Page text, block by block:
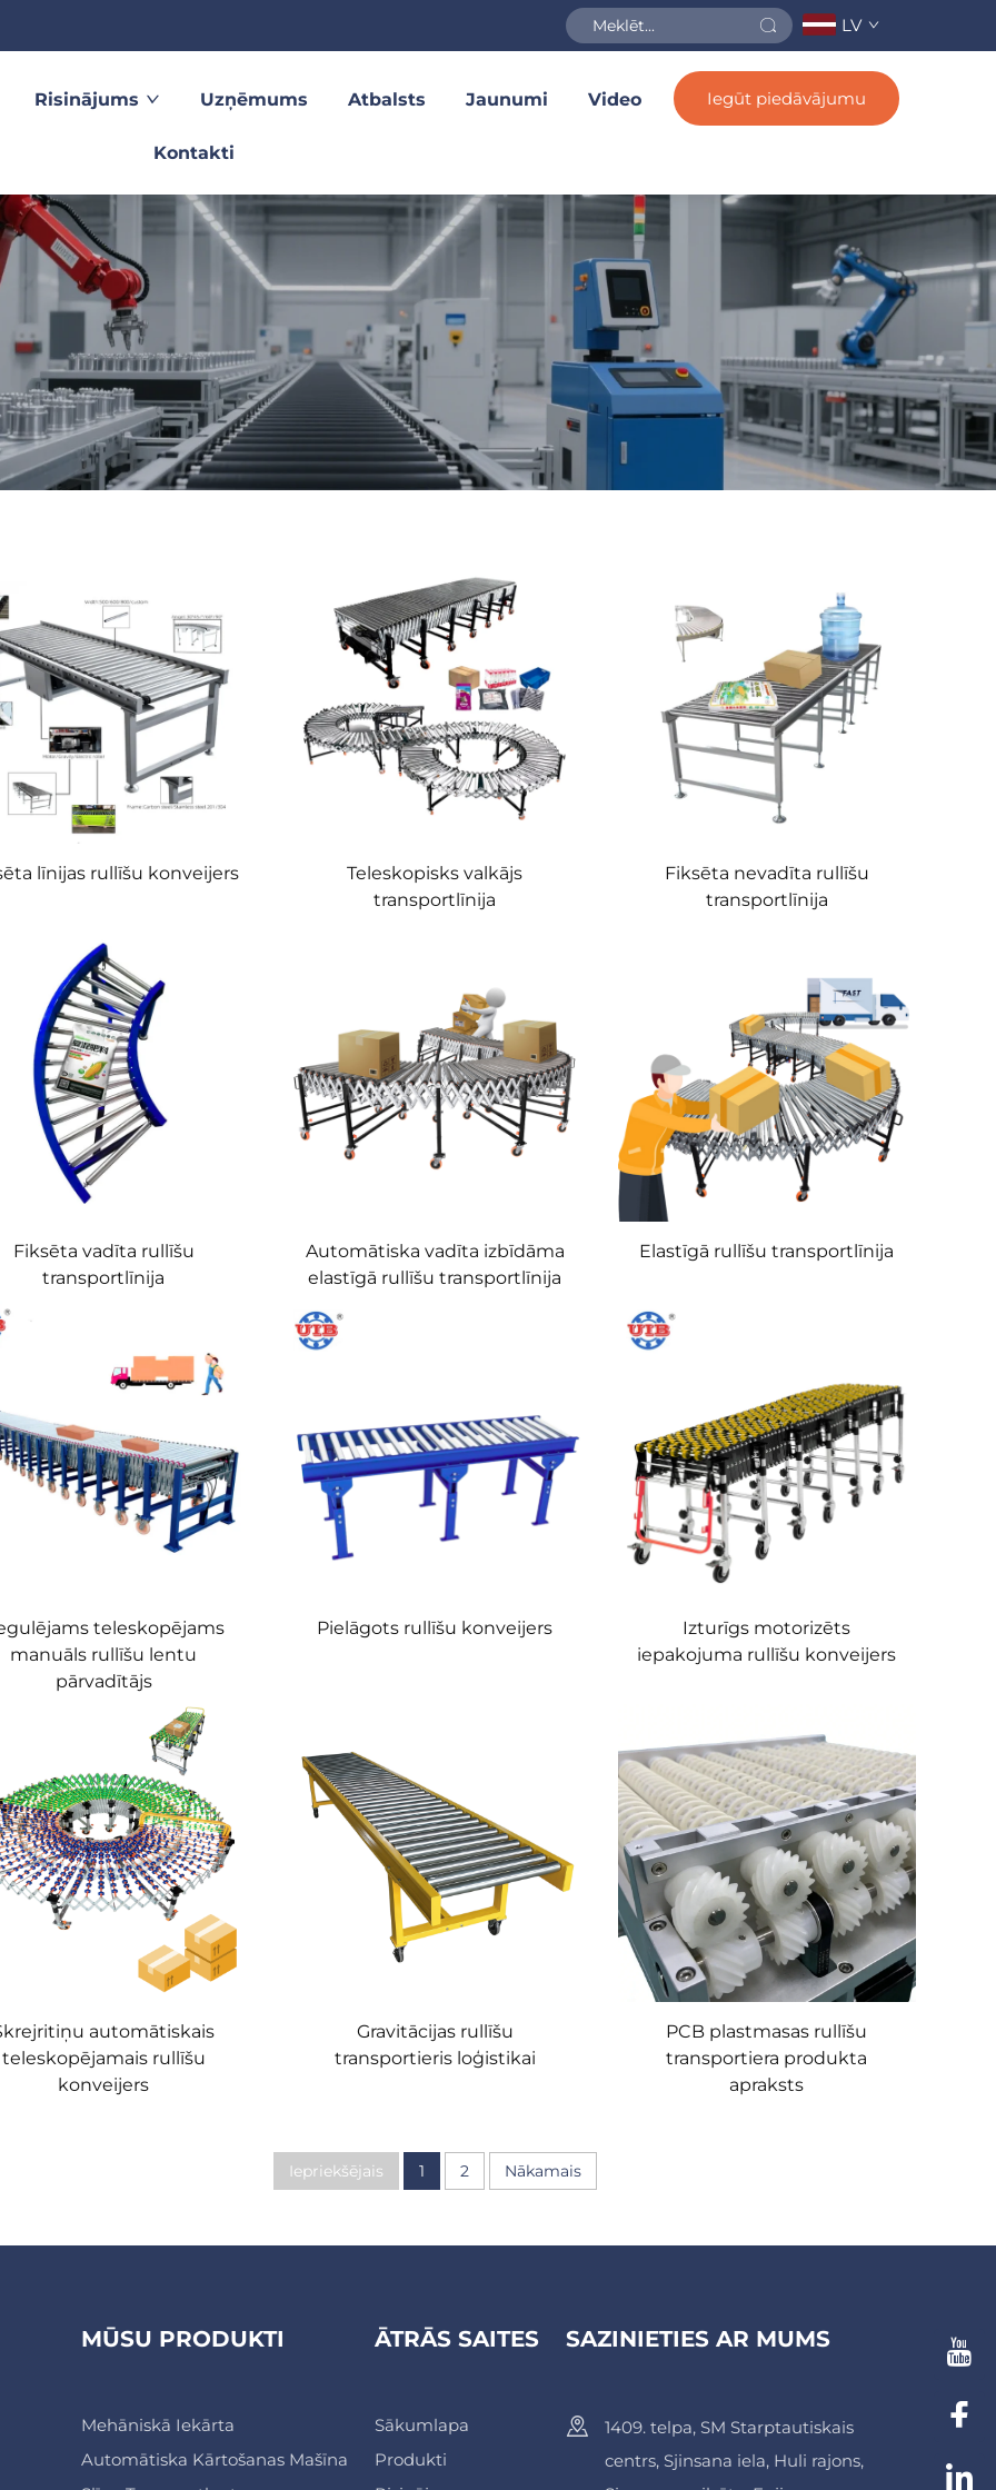
LV
Risinājums Uzņēmums Atbalsts Jaunumi Video
Kontakti
Iegūt piedāvājumu
līnijas rullīšu konveijers
Teleskopisks valkājs
transportlīnija
Fiksēta nevadīta rullīšu
transportlīnija
Fiksēta vadīta rullīšu
transportlīnija
Automātiska vadīta izbīdāma
elastīgā rullīšu transportlīnija
Elastīgā rullīšu transportlīnija
teleskopējams
manuāls rullīšu lentu
pārvadītājs
Pielāgots rullīšu konveijers
Izturīgs motorizēts
iepakojuma rullīšu konveijers
automātiskais
teleskopējamais rullīšu
konveijers
Gravitācijas rullīšu
transportieris loģistikai
PCB plastmasas rullīšu
transportiera produkta
apraksts
Iepriekšējais 1 2 Nākamais
MŪSU PRODUKTI
Mehāniskā Iekārta
Automātiska Kārtošanas Mašīna
ĀTRĀS SAITES
Sākumlapa
Produkti
SAZINIETIES AR MUMS
1409. telpa, SM Starptautiskais
centrs, Sjinsana iela, Huli rajons,